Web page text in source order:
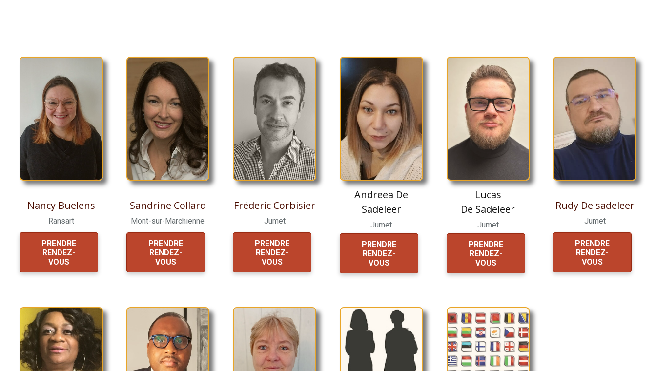
Nancy Buelens
Ransart
PRENDRE
RENDEZ-
VOUS
Sandrine Collard
Mont-sur-Marchienne
PRENDRE
RENDEZ-
VOUS
Fréderic Corbisier
Jumet
PRENDRE
RENDEZ-
VOUS
Andreea De
Sadeleer
Jumet
PRENDRE
RENDEZ-
VOUS
Lucas
De Sadeleer
Jumet
PRENDRE
RENDEZ-
VOUS
Rudy De sadeleer
Jumet
PRENDRE
RENDEZ-
VOUS